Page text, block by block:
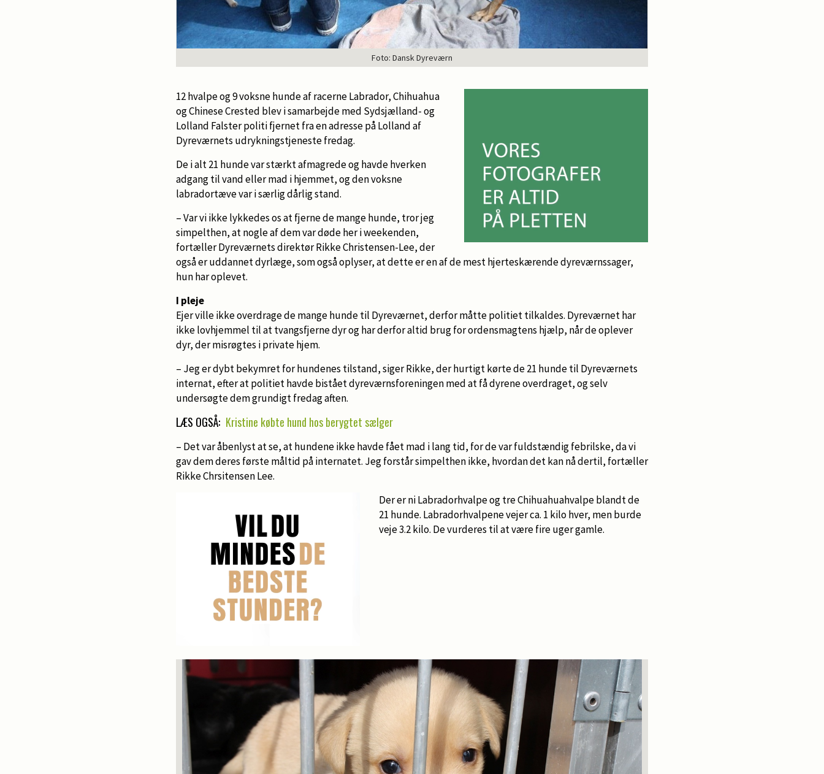
Foto: Dansk Dyreværn
12 hvalpe og 9 voksne hunde af racerne Labrador, Chihuahua
og Chinese Crested blev i samarbejde med Sydsjælland- og
Lolland Falster politi fjernet fra en adresse på Lolland af
Dyreværnets udrykningstjeneste fredag.
De i alt 21 hunde var stærkt afmagrede og havde hverken
adgang til vand eller mad i hjemmet, og den voksne
labradortæve var i særlig dårlig stand.
– Var vi ikke lykkedes os at fjerne de mange hunde, tror jeg
simpelthen, at nogle af dem var døde her i weekenden,
fortæller Dyreværnets direktør Rikke Christensen-Lee, der
også er uddannet dyrlæge, som også oplyser, at dette er en af de mest hjerteskærende dyreværnssager,
hun har oplevet.
I pleje
Ejer ville ikke overdrage de mange hunde til Dyreværnet, derfor måtte politiet tilkaldes. Dyreværnet har
ikke lovhjemmel til at tvangsfjerne dyr og har derfor altid brug for ordensmagtens hjælp, når de oplever
dyr, der misrøgtes i private hjem.
– Jeg er dybt bekymret for hundenes tilstand, siger Rikke, der hurtigt kørte de 21 hunde til Dyreværnets
internat, efter at politiet havde bistået dyreværnsforeningen med at få dyrene overdraget, og selv
undersøgte dem grundigt fredag aften.
LÆS OGSÅ: Kristine købte hund hos berygtet sælger
– Det var åbenlyst at se, at hundene ikke havde fået mad i lang tid, for de var fuldstændig febrilske, da vi
gav dem deres første måltid på internatet. Jeg forstår simpelthen ikke, hvordan det kan nå dertil, fortæller
Rikke Chrsitensen Lee.
Der er ni Labradorhvalpe og tre Chihuahuahvalpe blandt de
21 hunde. Labradorhvalpene vejer ca. 1 kilo hver, men burde
veje 3.2 kilo. De vurderes til at være fire uger gamle.